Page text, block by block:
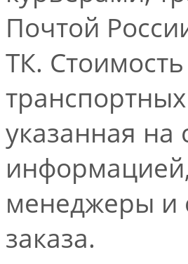
Почтой
ТК.
указанная на
менеджеры и
заказа.